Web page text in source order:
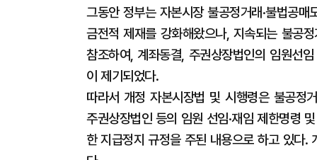
그동안 정부는 자본시장 불공정거래·불법공
금전적 제재를 강화해왔으나, 지속되는 불공
참조하여, 계좌동결, 주권상장법인의 임원선
이 제기되었다.
따라서 개정 자본시장법 및 시행령은 불공정
주권상장법인 등의 임원 선임·재임 제한명령
한 지급정지 규정을 주된 내용으로 하고 있다.